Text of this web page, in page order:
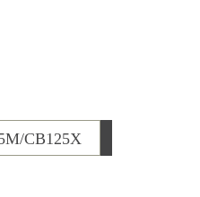
CB125X